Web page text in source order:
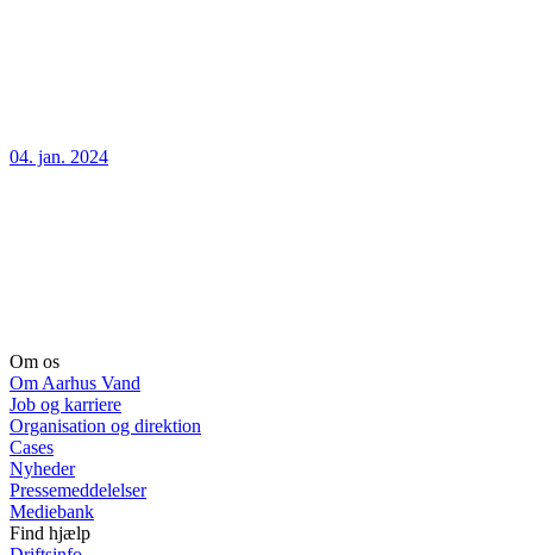
04. jan. 2024
Om os
Om Aarhus Vand
Job og karriere
Organisation og direktion
Cases
Nyheder
Pressemeddelelser
Mediebank
Find hjælp